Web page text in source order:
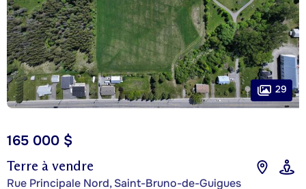
Terre à vendre
Rue Principale Nord, Saint-Bruno-de-Guigues
165 000 $
29